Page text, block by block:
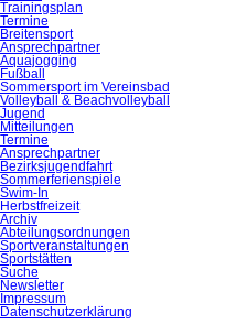
Trainingsplan
Termine
Breitensport
Ansprechpartner
Aquajogging
Fußball
Sommersport im Vereinsbad
Volleyball & Beachvolleyball
Jugend
Mitteilungen
Termine
Ansprechpartner
Bezirksjugendfahrt
Sommerferienspiele
Swim-In
Herbstfreizeit
Archiv
Abteilungsordnungen
Sportveranstaltungen
Sportstätten
Suche
Newsletter
Impressum
Datenschutzerklärung